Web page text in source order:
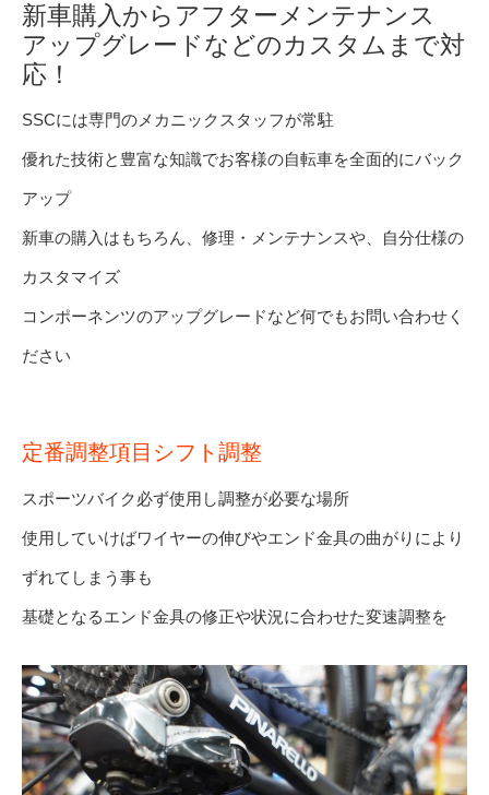
新車購入からアフターメンテナンス
アップグレードなどのカスタムまで対
応！
SSCには専門のメカニックスタッフが常駐
優れた技術と豊富な知識でお客様の自転車を全面的にバック
アップ
新車の購入はもちろん、修理・メンテナンスや、自分仕様の
カスタマイズ
コンポーネンツのアップグレードなど何でもお問い合わせく
ださい
定番調整項目シフト調整
スポーツバイク必ず使用し調整が必要な場所
使用していけばワイヤーの伸びやエンド金具の曲がりにより
ずれてしまう事も
基礎となるエンド金具の修正や状況に合わせた変速調整を